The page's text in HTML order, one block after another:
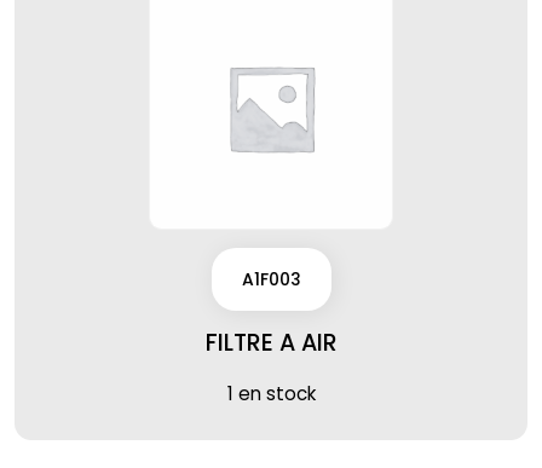
A1F003
FILTRE A AIR
1 en stock